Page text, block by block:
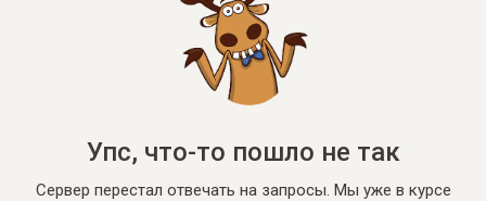
Упс, что-то пошло не так
Сервер перестал отвечать на запросы. Мы уже в курсе